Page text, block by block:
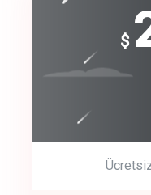
track
Get
$